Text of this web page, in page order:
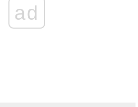
ad